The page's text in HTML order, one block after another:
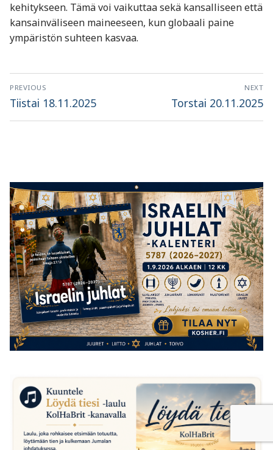
kehitykseen. Tämä voi vaikuttaa sekä kansalliseen että
kansainväliseen maineeseen, kun globaali paine
ympäristön suhteen kasvaa.
Artikkelien
selaus
PREVIOUS
Previous
Tiistai 18.11.2025
NEXT
Next
Torstai 20.11.2025